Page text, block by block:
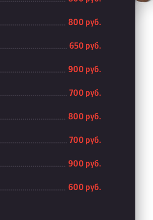
800 руб.
650 руб.
900 руб.
700 руб.
800 руб.
700 руб.
900 руб.
600 руб.